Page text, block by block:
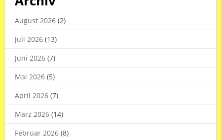
August 2026(2)
Juli 2026(13)
Juni 2026(7)
Mai 2026(5)
April 2026(7)
März 2026(14)
Februar 2026(8)